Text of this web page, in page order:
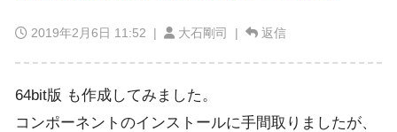
2019年2月6日 11:52 | 大石剛司 | 返信
64bit版 も作成してみました。
コンポーネントのインストールに手間取りましたが、